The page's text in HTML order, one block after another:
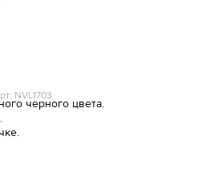
NVL1703
черного цвета.